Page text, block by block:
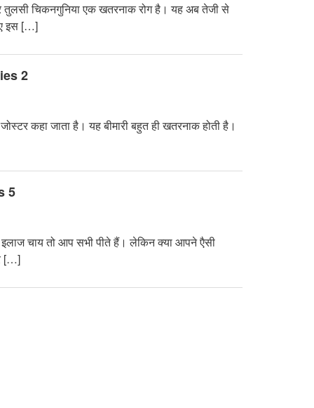
चिकनगुनिया एक खतरनाक रोग है। यह अब तेजी से
इस […]
2
कहा जाता है। यह बीमारी बहुत ही खतरनाक होती है।
5
चाय तो आप सभी पीते हैं। लेकिन क्या आपने एैसी
[…]